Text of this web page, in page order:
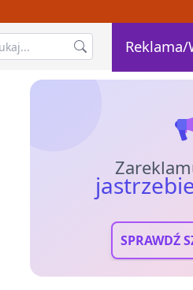
Reklama/
SPRAWDŹ